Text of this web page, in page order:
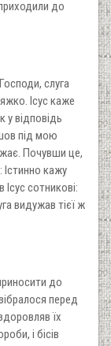
до
слуга
Ісус каже
відповідь
під мою
Почувши це,
Істинно кажу
Ісус сотникові:
видужав тієї ж
до
перед
їх
і бісів